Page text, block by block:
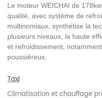
Le moteur WEICHAI de
qualité, avec système de
multinomiaux, synthétise la
plusieurs niveaux, la haute
et refroidissement,
poussiéreux.
Taxi
Climatisation et chauffage